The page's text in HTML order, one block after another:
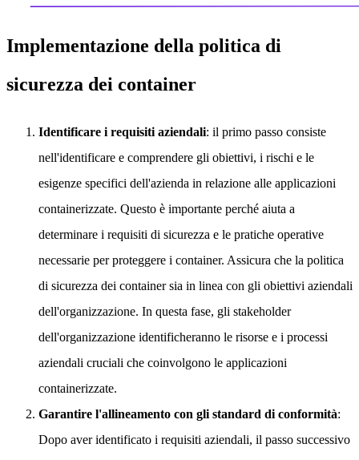
Implementazione della politica di
sicurezza dei container
Identificare i requisiti aziendali: il primo passo consiste
nell'identificare e comprendere gli obiettivi, i rischi e le
esigenze specifici dell'azienda in relazione alle applicazioni
containerizzate. Questo è importante perché aiuta a
determinare i requisiti di sicurezza e le pratiche operative
necessarie per proteggere i container. Assicura che la politica
di sicurezza dei container sia in linea con gli obiettivi aziendali
dell'organizzazione. In questa fase, gli stakeholder
dell'organizzazione identificheranno le risorse e i processi
aziendali cruciali che coinvolgono le applicazioni
containerizzate.
Garantire l'allineamento con gli standard di conformità:
Dopo aver identificato i requisiti aziendali, il passo successivo